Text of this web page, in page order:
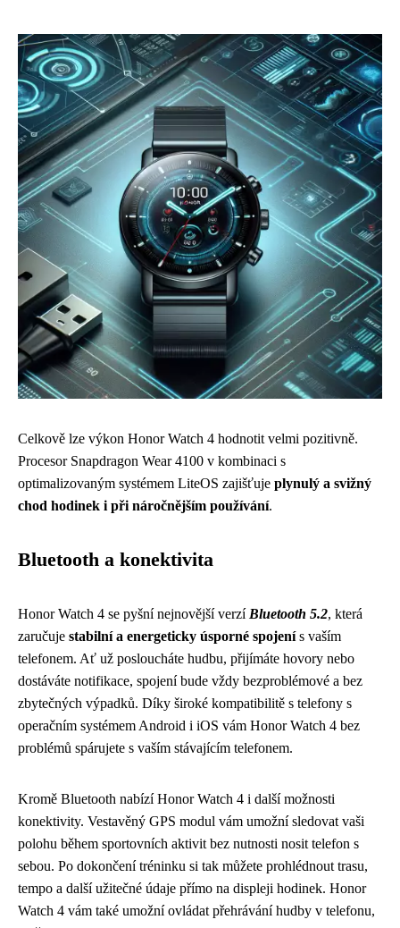
Celkově lze výkon Honor Watch 4 hodnotit velmi pozitivně.
Procesor Snapdragon Wear 4100 v kombinaci s
optimalizovaným systémem LiteOS zajišťuje plynulý a svižný
chod hodinek i při náročnějším používání.
Bluetooth a konektivita
Honor Watch 4 se pyšní nejnovější verzí Bluetooth 5.2, která
zaručuje stabilní a energeticky úsporné spojenís vaším
telefonem. Ať už posloucháte hudbu, přijímáte hovory nebo
dostáváte notifikace, spojení bude vždy bezproblémové a bez
zbytečných výpadků. Díky široké kompatibilitě s telefony s
operačním systémem Android i iOS vám Honor Watch 4 bez
problémů spárujete s vaším stávajícím telefonem.
Kromě Bluetooth nabízí Honor Watch 4 i další možnosti
konektivity. Vestavěný GPS modul vám umožní sledovat vaši
polohu během sportovních aktivit bez nutnosti nosit telefon s
sebou. Po dokončení tréninku si tak můžete prohlédnout trasu,
tempo a další užitečné údaje přímo na displeji hodinek. Honor
Watch 4 vám také umožní ovládat přehrávání hudby v telefonu,